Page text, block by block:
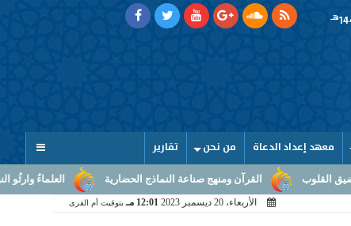
هـ
معهد إعداد الدعاة من نحن تقارير
العلماءُ وارثُو النبوّة: من بلاغ الرسالة ومنهج صناعة النماذج الحضارية
الأربعاء، 20 ديسمبر 2023 12:01 مـ بتوقيت أم القرى